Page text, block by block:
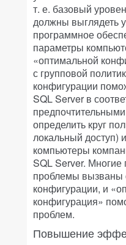
т. е. базовый
должны выглядеть
программное
параметры
«оптимальной
с групповой
конфигурации
SQL Server в
определить круг
локальный доступ)
компьютеры
SQL Server.
проблемы вызваны
конфигурации, и
конфигурация»
проблем.
Повышение